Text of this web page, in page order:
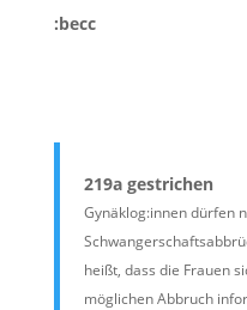
:becc
219a gestrichen
Gynäklog:innen dürfen
heißt, dass die Frauen
möglichen Abbruch